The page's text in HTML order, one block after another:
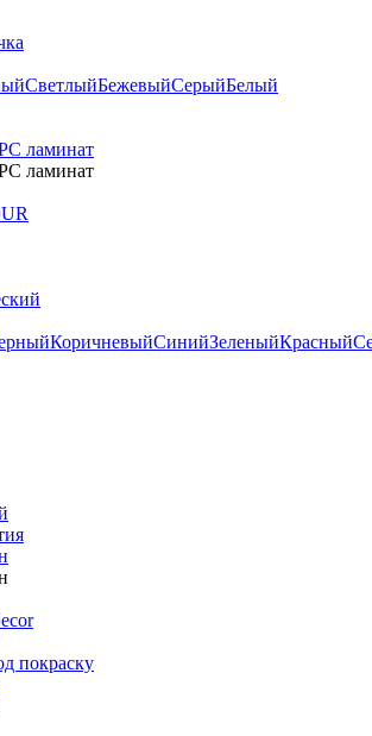
СветлыйБежевыйСерыйБелый
ламинат
ламинат
КоричневыйСинийЗеленыйКрасный
покраску